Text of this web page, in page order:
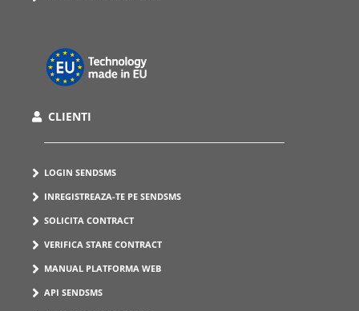
CLIENTI
LOGIN SENDSMS
INREGISTREAZA-TE PE SENDSMS
SOLICITA CONTRACT
VERIFICA STARE CONTRACT
MANUAL PLATFORMA WEB
API SENDSMS